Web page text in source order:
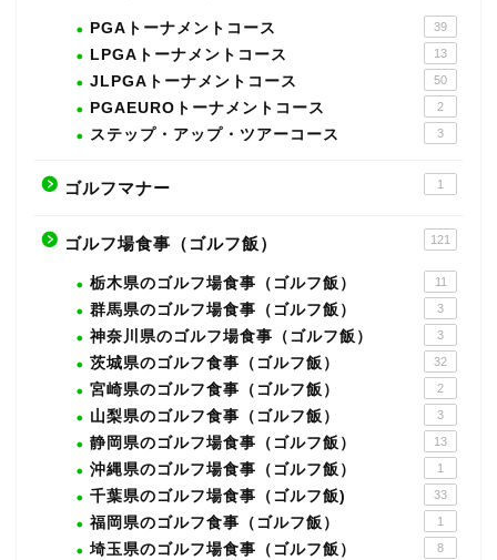
PGAトーナメントコース 39
LPGAトーナメントコース 13
JLPGAトーナメントコース 50
PGAEUROトーナメントコース 2
ステップ・アップ・ツアーコース 3
ゴルフマナー 1
ゴルフ場食事（ゴルフ飯） 121
栃木県のゴルフ場食事（ゴルフ飯） 11
群馬県のゴルフ場食事（ゴルフ飯） 3
神奈川県のゴルフ場食事（ゴルフ飯） 3
茨城県のゴルフ食事（ゴルフ飯） 32
宮崎県のゴルフ食事（ゴルフ飯） 2
山梨県のゴルフ食事（ゴルフ飯） 3
静岡県のゴルフ場食事（ゴルフ飯） 13
沖縄県のゴルフ場食事（ゴルフ飯） 1
千葉県のゴルフ場食事（ゴルフ飯) 33
福岡県のゴルフ食事（ゴルフ飯） 1
埼玉県のゴルフ場食事（ゴルフ飯） 8